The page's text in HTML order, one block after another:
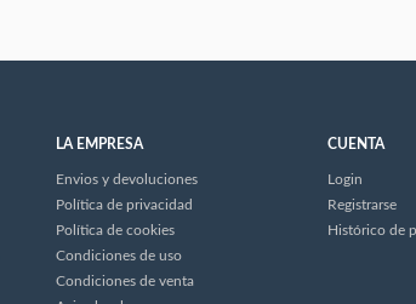
LA EMPRESA
Envios y devoluciones
Política de privacidad
Política de cookies
Condiciones de uso
Condiciones de venta
CUENTA
Login
Registrarse
Histórico de